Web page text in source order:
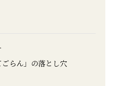
ごらん」の落とし穴